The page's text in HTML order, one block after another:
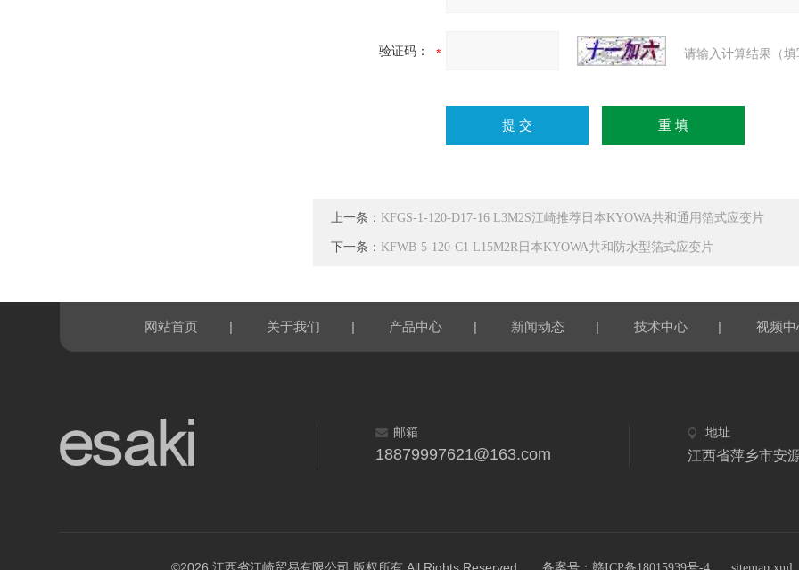
验证码： 请输入计算结果（
上一条： KFGS-1-120-D17-16 L3M2S江崎推荐日本KYOWA共和通用箔式应变片
下一条： KFWB-5-120-C1 L15M2R日本KYOWA共和防水型箔式应变片
网站首页 | 关于我们 | 产品中心 | 新闻动态 | 技术中心 | 视频中
邮箱
18879997621@163.com
地址
江西省萍乡市安